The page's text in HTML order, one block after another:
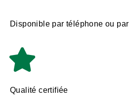
Disponible par téléphone ou par
Qualité certifiée